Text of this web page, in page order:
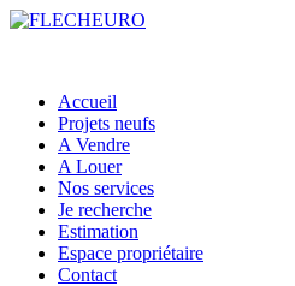
Accueil
Projets neufs
A Vendre
A Louer
Nos services
Je recherche
Estimation
Espace propriétaire
Contact